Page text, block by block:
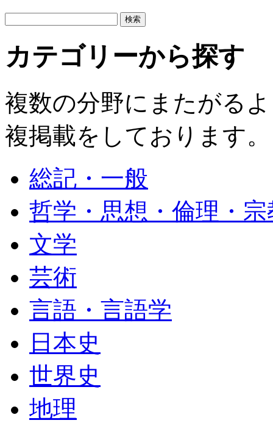
カテゴリーから探す
複数の分野にまたがる
複掲載をしております。
総記・一般
哲学・思想・倫理・宗
文学
芸術
言語・言語学
日本史
世界史
地理